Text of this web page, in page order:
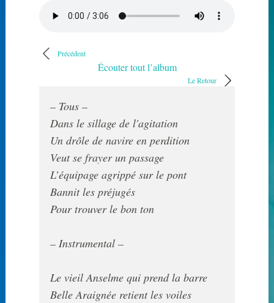
Précédent
Écouter tout l’album
Le Retour
– Tous –
Dans le sillage de l'agitation
Un drôle de navire en perdition
Veut se frayer un passage
L’équipage agrippé sur le pont
Bannit les préjugés
Pour trouver le bon ton
– Instrumental –
Le vieil Anselme qui prend la barre
Belle Araignée retient les voiles